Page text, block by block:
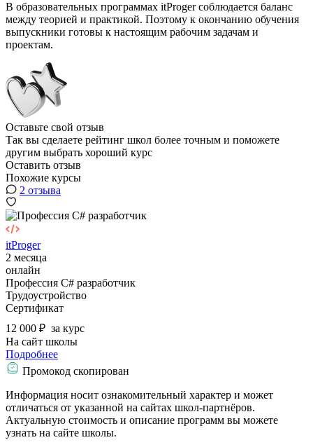
В образовательных программах itProger соблюдается баланс
между теорией и практикой. Поэтому к окончанию обучения
выпускники готовы к настоящим рабочим задачам и
проектам.
Оставьте свой отзыв
Так вы сделаете рейтинг школ более точным и поможете
другим выбрать хороший курс
Оставить отзыв
Похожие курсы
2 отзыва
itProger
2 месяца
онлайн
Профессия C# разработчик
Трудоустройство
Сертификат
12 000 ₽ за курс
На сайт школы
Подробнее
Промокод скопирован
Информация носит ознакомительный характер и может
отличаться от указанной на сайтах школ-партнёров.
Актуальную стоимость и описание программ вы можете
узнать на сайте школы.